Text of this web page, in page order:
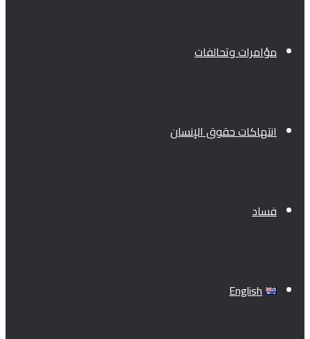
مؤامرات وتحالفات
انتهاكات حقوق الإنسان
فساد
English